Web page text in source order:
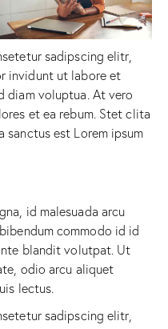
sadipscing elitr,
invidunt ut labore et
diam voluptua. At vero
et ea rebum. Stet clita
sanctus est Lorem ipsum
id malesuada arcu
commodo id id
blandit volutpat. Ut
odio arcu aliquet
lectus.
sadipscing elitr,